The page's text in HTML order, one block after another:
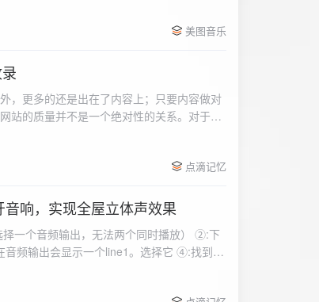
美图音乐
，更多的还是出在了内容上；只要内容做对
站的质量并不是一个绝对性的关系。对于质
点滴记忆
音响，实现全屋立体声效果
一个音频输出，无法两个同时播放） ②:下
出会显示一个line1。选择它 ④:找到安